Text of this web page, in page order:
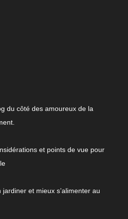
du côté des amoureux de la
et points de vue pour
jardiner et mieux s’alimenter au